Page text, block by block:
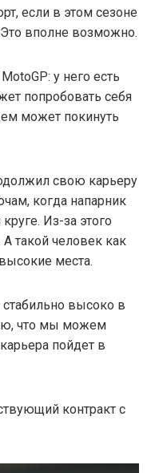
если в этом сезоне
вполне возможно.
у него есть
попробовать себя
может покинуть
свою карьеру
когда напарник
Из-за этого
такой человек как
места.
высоко в
что мы можем
пойдет в
контракт с